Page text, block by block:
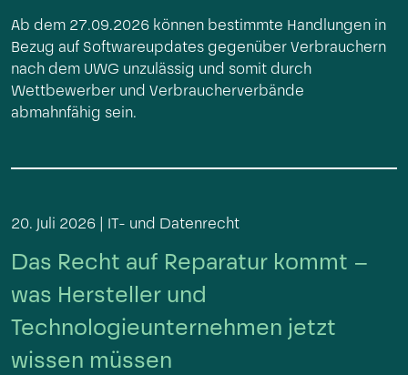
Ab dem 27.09.2026 können bestimmte Handlungen in
Bezug auf Softwareupdates gegenüber Verbrauchern
nach dem UWG unzulässig und somit durch
Wettbewerber und Verbraucherverbände
abmahnfähig sein.
20. Juli 2026 | IT- und Datenrecht
Das Recht auf Reparatur kommt –
was Hersteller und
Technologieunternehmen jetzt
wissen müssen